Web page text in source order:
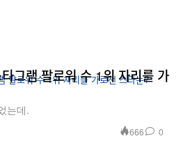
그램 팔로워 수 1위 자리를 가
는데.
666 0